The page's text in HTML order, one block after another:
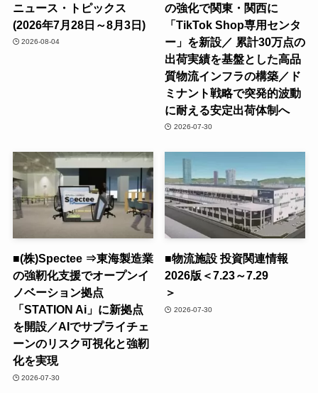
ニュース・トピックス
(2026年7月28日～8月3日)
2026-08-04
の強化で関東・関西に
「TikTok Shop専用センタ
ー」を新設／ 累計30万点の
出荷実績を基盤とした高品
質物流インフラの構築／ド
ミナント戦略で突発的波動
に耐える安定出荷体制へ
2026-07-30
■(株)Spectee ⇒東海製造業
の強靭化支援でオープンイ
ノベーション拠点
「STATION Ai」に新拠点
を開設／AIでサプライチェ
ーンのリスク可視化と強靭
化を実現
2026-07-30
■物流施設 投資関連情報
2026版＜7.23～7.29
＞
2026-07-30